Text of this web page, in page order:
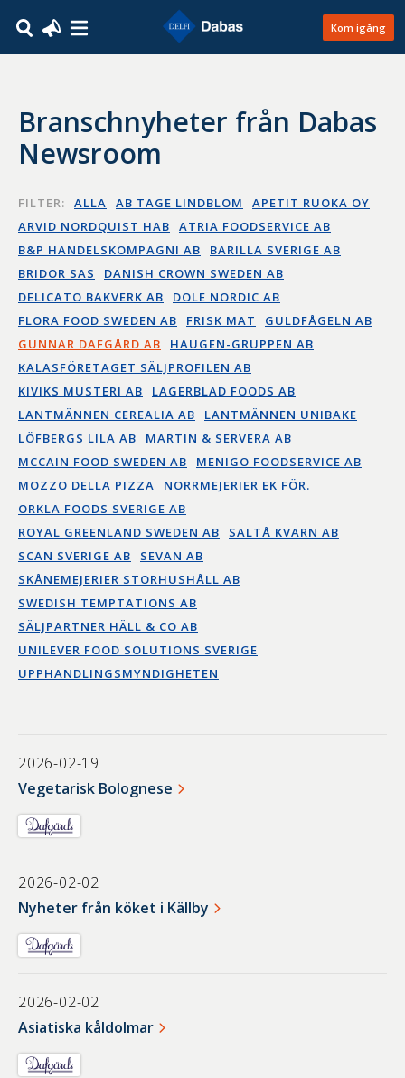
Kom igång
Branschnyheter från Dabas
Newsroom
FILTER: ALLA AB TAGE LINDBLOM
APETIT RUOKA OY
ARVID NORDQUIST HAB
ATRIA FOODSERVICE AB
B&P HANDELSKOMPAGNI AB
BARILLA SVERIGE AB
BRIDOR SAS
DANISH CROWN SWEDEN AB
DELICATO BAKVERK AB
DOLE NORDIC AB
FLORA FOOD SWEDEN AB
FRISK MAT
GULDFÅGELN AB
GUNNAR DAFGÅRD AB
HAUGEN-GRUPPEN AB
KALASFÖRETAGET SÄLJPROFILEN AB
KIVIKS MUSTERI AB
LAGERBLAD FOODS AB
LANTMÄNNEN CEREALIA AB
LANTMÄNNEN UNIBAKE
LÖFBERGS LILA AB
MARTIN & SERVERA AB
MCCAIN FOOD SWEDEN AB
MENIGO FOODSERVICE AB
MOZZO DELLA PIZZA
NORRMEJERIER EK FÖR.
ORKLA FOODS SVERIGE AB
ROYAL GREENLAND SWEDEN AB
SALTÅ KVARN AB
SCAN SVERIGE AB
SEVAN AB
SKÅNEMEJERIER STORHUSHÅLL AB
SWEDISH TEMPTATIONS AB
SÄLJPARTNER HÄLL & CO AB
UNILEVER FOOD SOLUTIONS SVERIGE
UPPHANDLINGSMYNDIGHETEN
2026-02-19
Vegetarisk Bolognese
2026-02-02
Nyheter från köket i Källby
2026-02-02
Asiatiska kåldolmar